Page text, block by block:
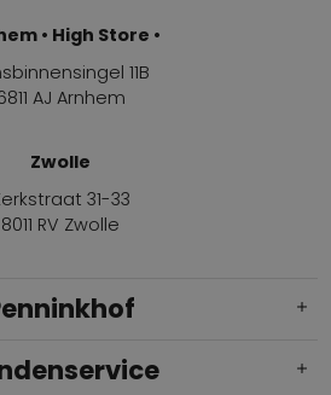
• High Store •
11B
AJ Arnhem
Zwolle
31-33
8011 RV Zwolle